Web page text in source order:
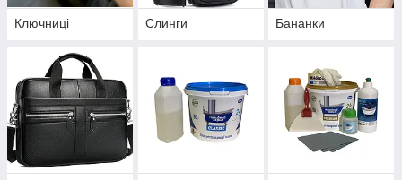
Ключниці Слинги Бананки